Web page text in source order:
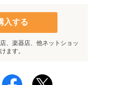
入する
、楽器店、他ネットショッ
ます。